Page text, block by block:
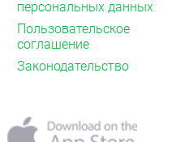
латанопроста не
внутрь
информацию: один
препарата
в дозе 3 мкг/кг у
персональных данных
Пользовательское
соглашение
Законодательство